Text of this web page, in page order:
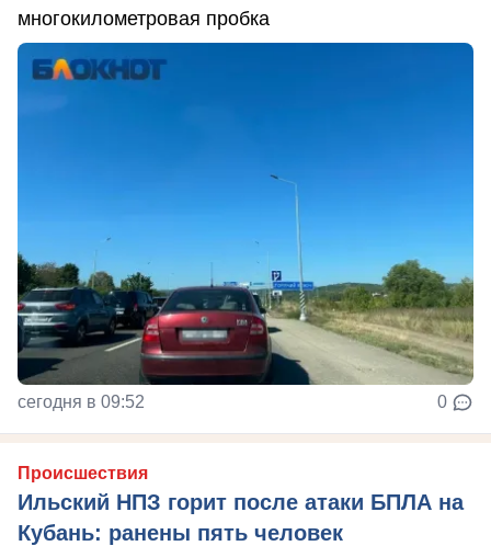
многокилометровая пробка
сегодня в 09:52 0
Происшествия
Ильский НПЗ горит после атаки БПЛА на
Кубань: ранены пять человек